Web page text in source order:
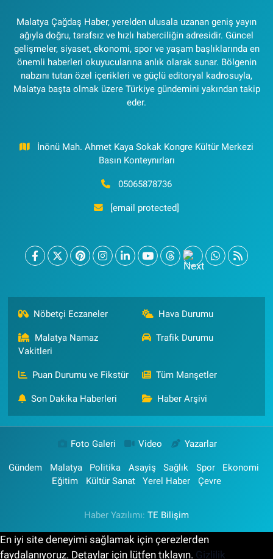
Malatya Çağdaş Haber, yerelden ulusala uzanan geniş yayın
ağıyla doğru, tarafsız ve hızlı haberciliğin adresidir. Güncel
gelişmeler, siyaset, ekonomi, spor ve yaşam başlıklarında en
önemli haberleri okuyucularına anlık olarak sunar. Bölgenin
nabzını tutan özel içerikleri ve güçlü editoryal kadrosuyla,
Malatya başta olmak üzere Türkiye gündemini yakından takip
eder.
İnönü Mah. Ahmet Kaya Sokak Kongre Kültür Merkezi
Basın Konteynırları
05065878736
[email protected]
Nöbetçi Eczaneler Hava Durumu
Malatya Namaz
Vakitleri
Trafik Durumu
Puan Durumu ve Fikstür Tüm Manşetler
Son Dakika Haberleri Haber Arşivi
Foto Galeri Video Yazarlar
Gündem Malatya Politika Asayiş Sağlık Spor
Ekonomi
Eğitim
Kültür Sanat Yerel Haber Çevre
Haber Yazılımı: TE Bilişim
En iyi site deneyimi sağlamak için çerezlerden
faydalanıyoruz. Detaylar için lütfen tıklayın. Gizlilik